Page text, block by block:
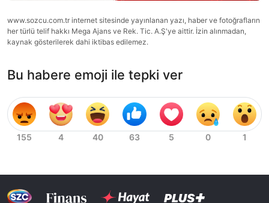
www.sozcu.com.tr internet sitesinde yayınlanan yazı, haber ve fotoğrafların
her türlü telif hakkı Mega Ajans ve Rek. Tic. A.Ş'ye aittir. İzin alınmadan,
kaynak gösterilerek dahi iktibas edilemez.
Bu habere emoji ile tepki ver